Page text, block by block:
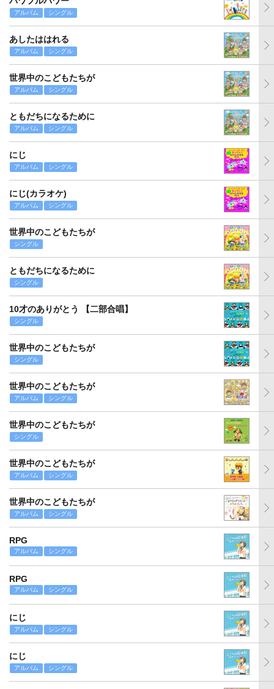
アルバム シングル
あしたははれる
アルバム シングル
世界中のこどもたちが
アルバム シングル
ともだちになるために
アルバム シングル
にじ
アルバム シングル
にじ(カラオケ)
アルバム シングル
世界中のこどもたちが
シングル
ともだちになるために
シングル
10才のありがとう 【二部合唱】
シングル
世界中のこどもたちが
シングル
世界中のこどもたちが
アルバム シングル
世界中のこどもたちが
シングル
世界中のこどもたちが
アルバム シングル
世界中のこどもたちが
アルバム シングル
RPG
アルバム シングル
RPG
アルバム シングル
にじ
アルバム シングル
にじ
アルバム シングル